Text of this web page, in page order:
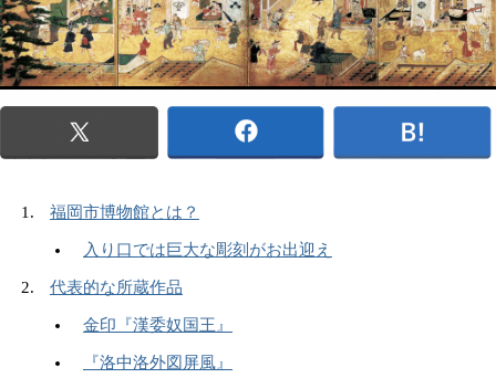
福岡市博物館とは？
入り口では巨大な彫刻がお出迎え
代表的な所蔵作品
金印『漢委奴国王』
『洛中洛外図屏風』